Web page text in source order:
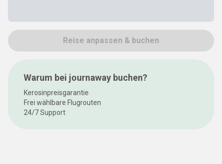
Reise anpassen & buchen
Warum bei journaway buchen?
Kerosinpreisgarantie
Frei wählbare Flugrouten
24/7 Support